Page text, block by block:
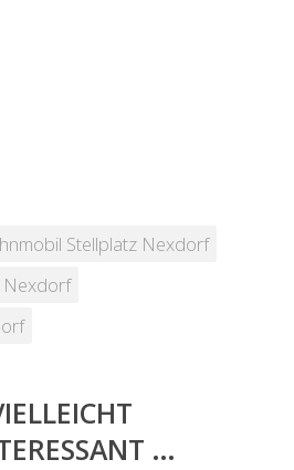
Stellplatz Nexdorf
Nexdorf
…